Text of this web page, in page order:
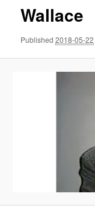
Wallace
Published2018-05-22